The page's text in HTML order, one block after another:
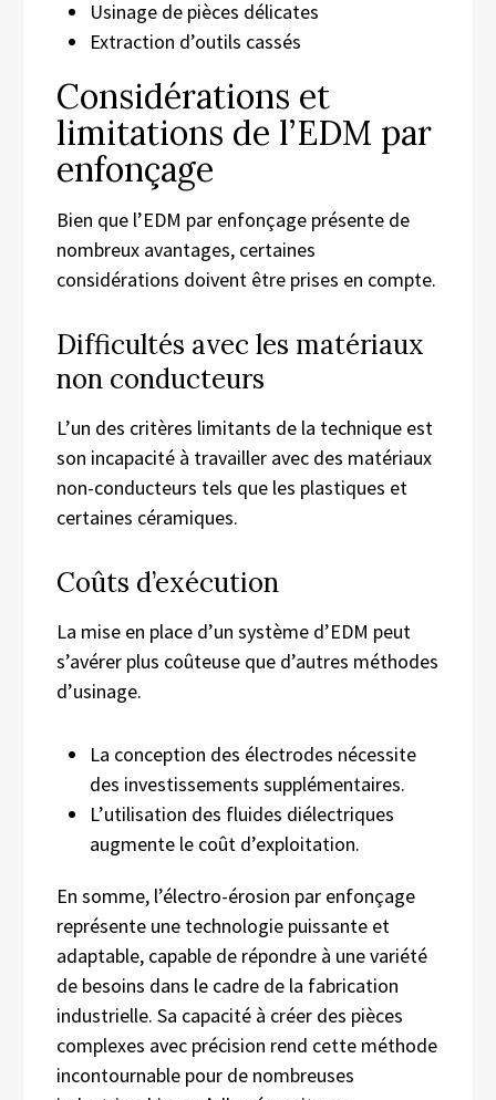
Usinage de pièces délicates
Extraction d’outils cassés
Considérations et
limitations de l’EDM par
enfonçage
Bien que l’EDM par enfonçage présente de
nombreux avantages, certaines
considérations doivent être prises en compte.
Difficultés avec les matériaux
non conducteurs
L’un des critères limitants de la technique est
son incapacité à travailler avec des matériaux
non-conducteurs tels que les plastiques et
certaines céramiques.
Coûts d’exécution
La mise en place d’un système d’EDM peut
s’avérer plus coûteuse que d’autres méthodes
d’usinage.
La conception des électrodes nécessite
des investissements supplémentaires.
L’utilisation des fluides diélectriques
augmente le coût d’exploitation.
En somme, l’électro-érosion par enfonçage
représente une technologie puissante et
adaptable, capable de répondre à une variété
de besoins dans le cadre de la fabrication
industrielle. Sa capacité à créer des pièces
complexes avec précision rend cette méthode
incontournable pour de nombreuses